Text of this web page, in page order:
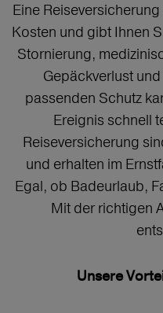
Eine
Kosten und gibt Ihnen
Stornierung,
Gepäckverlust
passenden Schutz
Ereignis schnell
Reiseversicherung
und erhalten im
Egal, ob Badeurlaub,
Mit der richtigen
Unsere